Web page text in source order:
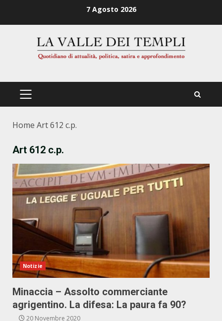
7 Agosto 2026
PRIMÄRES
Home Art 612 c.p.
Art 612 c.p.
Notizie
Minaccia – Assolto commerciante
agrigentino. La difesa: La paura fa 90?
20 Novembre 2020